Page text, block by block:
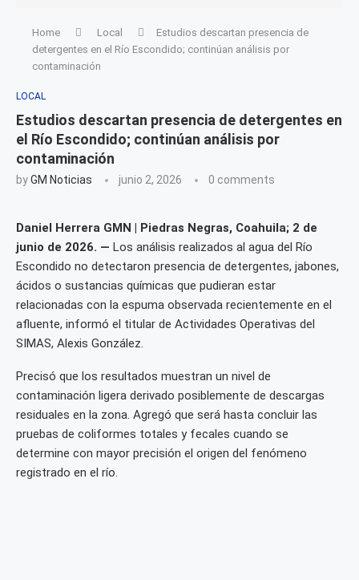
Home Local
Estudios descartan presencia de
detergentes en el Río Escondido; continúan análisis por
contaminación
LOCAL
Estudios descartan presencia de detergentes en
el Río Escondido; continúan análisis por
contaminación
byGM Noticias junio 2, 2026 0 comments
Daniel Herrera GMN | Piedras Negras, Coahuila; 2 de
junio de 2026. — Los análisis realizados al agua del Río
Escondido no detectaron presencia de detergentes, jabones,
ácidos o sustancias químicas que pudieran estar
relacionadas con la espuma observada recientemente en el
afluente, informó el titular de Actividades Operativas del
SIMAS, Alexis González.
Precisó que los resultados muestran un nivel de
contaminación ligera derivado posiblemente de descargas
residuales en la zona. Agregó que será hasta concluir las
pruebas de coliformes totales y fecales cuando se
determine con mayor precisión el origen del fenómeno
registrado en el río.